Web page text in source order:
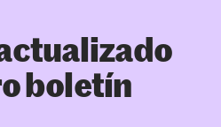
boletín